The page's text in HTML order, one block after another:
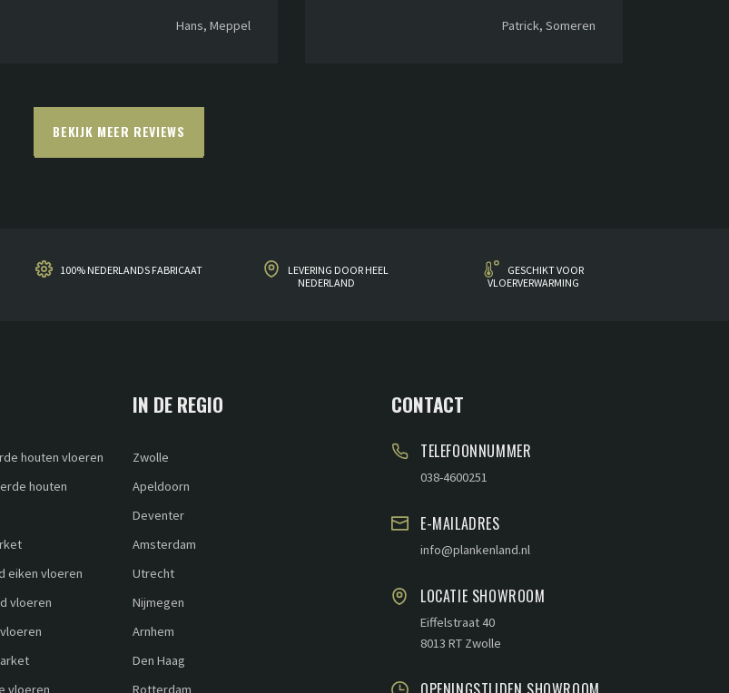
Hans, Meppel Patrick, Someren
BEKIJK MEER REVIEWS
100% NEDERLANDS FABRICAAT
LEVERING DOOR HEEL
NEDERLAND
GESCHIKT VOOR
VLOERVERWARMING
houten vloeren
houten
eiken vloeren
vloeren
vloeren
IN DE REGIO
Zwolle
Apeldoorn
Deventer
Amsterdam
Utrecht
Nijmegen
Arnhem
Den Haag
Rotterdam
CONTACT
TELEFOONNUMMER
038-4600251
E-MAILADRES
info@plankenland.nl
LOCATIE SHOWROOM
Eiffelstraat 40
8013 RT Zwolle